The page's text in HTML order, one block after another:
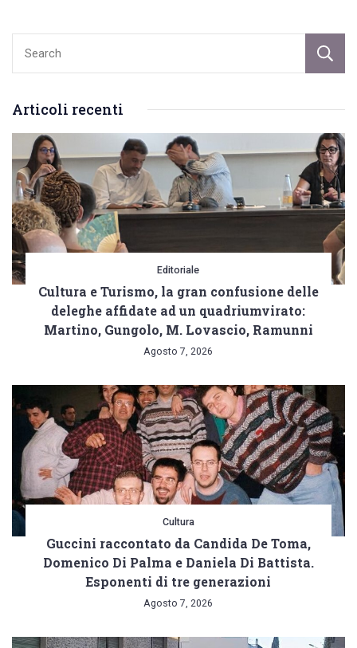
mamma
Articoli recenti
Editoriale
Cultura e Turismo, la gran confusione delle
deleghe affidate ad un quadriumvirato:
Martino, Gungolo, M. Lovascio, Ramunni
Agosto 7, 2026
Cultura
Guccini raccontato da Candida De Toma,
Domenico Di Palma e Daniela Di Battista.
Esponenti di tre generazioni
Agosto 7, 2026